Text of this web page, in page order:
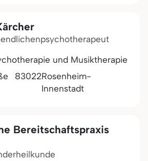
und Musiktherapie
83022Rosenheim-
Innenstadt
Bereitschaftspraxis